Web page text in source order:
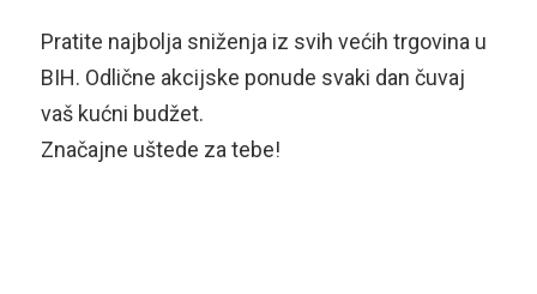
Pratite najbolja sniženja iz svih većih trgovina u
BIH. Odlične akcijske ponude svaki dan čuvaj
vaš kućni budžet.
Značajne uštede za tebe!